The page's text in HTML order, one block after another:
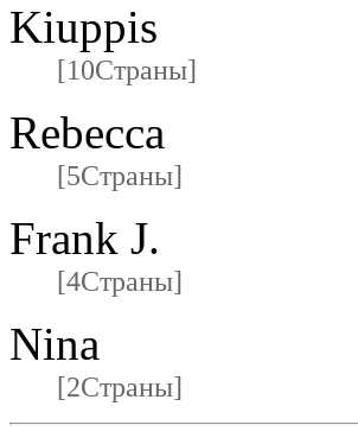
Kiuppis
[10Страны]
Rebecca
[5Страны]
Frank J.
[4Страны]
Nina
[2Страны]